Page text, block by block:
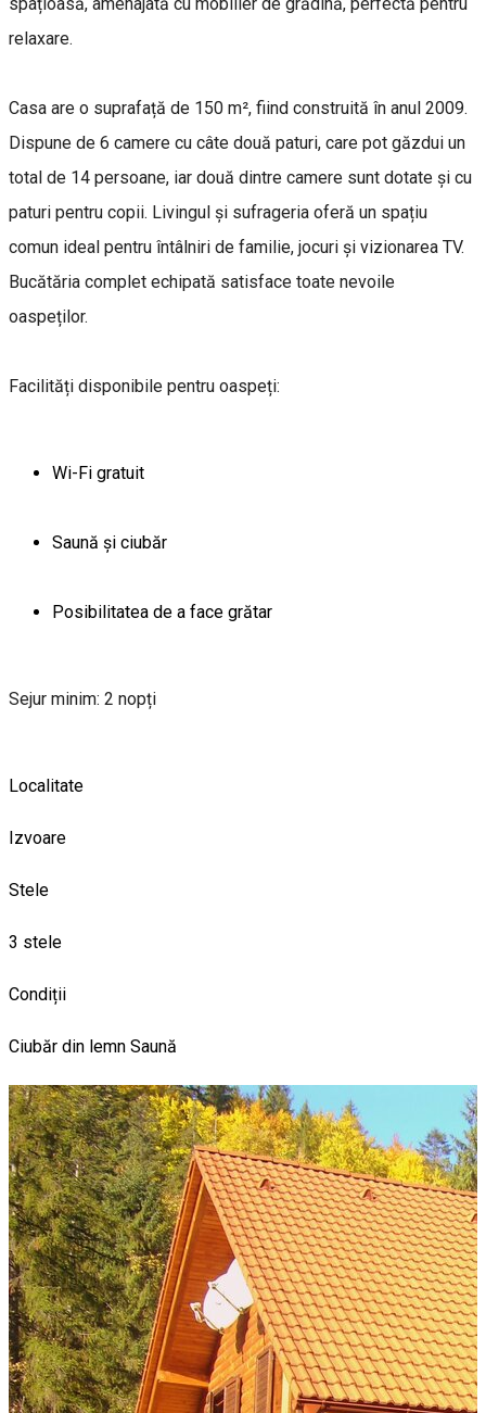
relaxare.
Casa are o suprafață de 150 m², fiind construită în anul 2009.
Dispune de 6 camere cu câte două paturi, care pot găzdui un
total de 14 persoane, iar două dintre camere sunt dotate și cu
paturi pentru copii. Livingul și sufrageria oferă un spațiu
comun ideal pentru întâlniri de familie, jocuri și vizionarea TV.
Bucătăria complet echipată satisface toate nevoile
oaspeților.
Facilități disponibile pentru oaspeți:
Wi-Fi gratuit
Saună și ciubăr
Posibilitatea de a face grătar
Sejur minim: 2 nopți
Localitate
Izvoare
Stele
3 stele
Condiții
Ciubăr din lemn Saună